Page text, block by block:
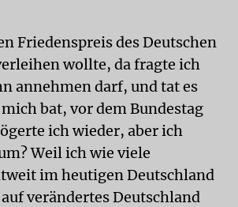
Friedenspreis des Deutschen
wollte, da fragte ich
annehmen darf, und tat es
bat, vor dem Bundestag
ich wieder, aber ich
Weil ich wie viele
im heutigen Deutschland
verändertes Deutschland